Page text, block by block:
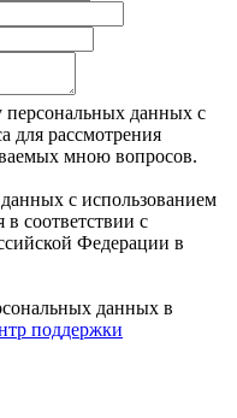
персональных данных с
для рассмотрения
мною вопросов.
с использованием
в соответствии с
Федерации в
данных в
поддержки